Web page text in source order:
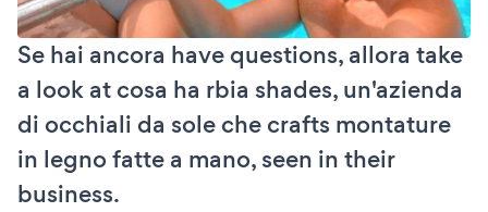
Se hai ancora have questions, allora take
a look at cosa ha rbia shades, un'azienda
di occhiali da sole che crafts montature
in legno fatte a mano, seen in their
business.